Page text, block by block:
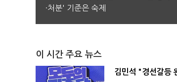
·처분' 기준은 숙제
이 시간 주요 뉴스
김민석 "경선갈등